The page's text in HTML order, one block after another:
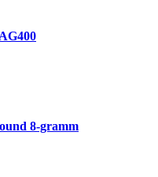
8-gramm